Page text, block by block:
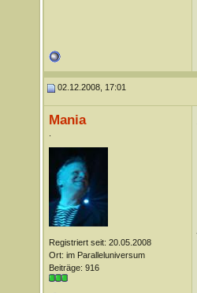
02.12.2008, 17:01
Mania
Registriert seit: 20.05.2008
Ort: im Paralleluniversum
Beiträge: 916